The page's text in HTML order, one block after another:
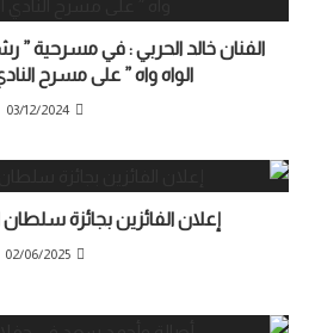
الفنان خالد الحربي : في مسرحية ”
الواه واه ” على مسرح
03/12/2024
إعلان الفائزين بجائزة
02/06/2025